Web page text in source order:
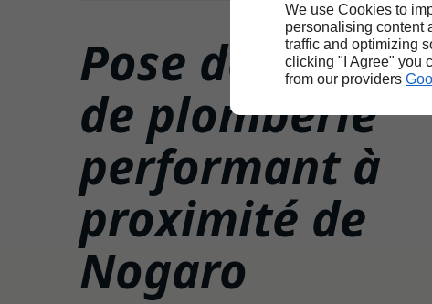
We use Cookies to
personalising content
traffic and optimizing
clicking "I Agree" you
from our providers
Pose de
de plomberie
performant à
proximité de
Nogaro